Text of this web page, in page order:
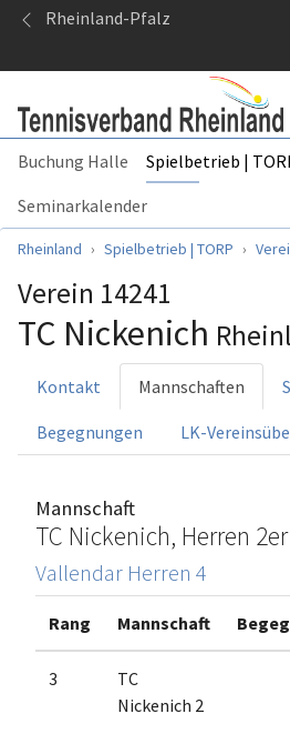
Springe zum Seiteninhalt
Rheinland-Pfalz
Buchung Halle Spielbetrieb |
Seminarkalender
Sie sind hier:
Rheinland Spielbetrieb | TORP
Verein 14241
TC Nickenich
Kontakt Mannschaften
Begegnungen LK-
Mannschaft
TC Nickenich, Herren
Vallendar Herren 4
Rang Mannschaft
3
TC
Nickenich 2